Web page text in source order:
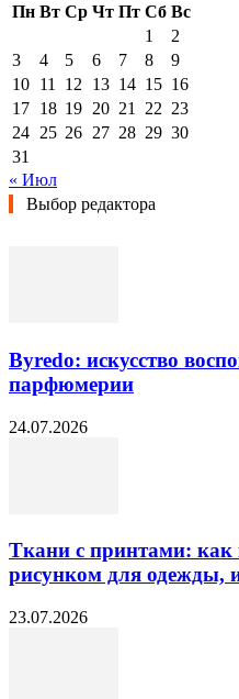
Пн Вт Ср Чт Пт Сб Вс
1
2
3
4 5 6 7 8
9
10 11 12 13 14 15 16
17 18 19 20 21 22 23
24 25 26 27 28 29 30
31
« Июл
Выбор редактора
Byredo: искусство
парфюмерии
24.07.2026
Ткани с принтами: как
рисунком для одежды,
23.07.2026